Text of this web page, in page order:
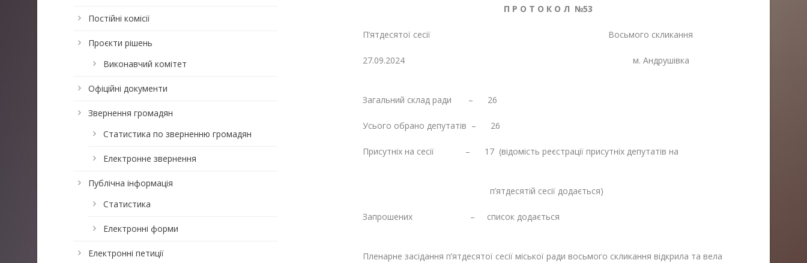
П Р О Т О К О Л №53
П’ятдесятої сесії Восьмого скликання
27.09.2024 м. Андрушівка
Загальний склад ради – 26
Усього обрано депутатів – 26
Присутніх на сесії – 17 (відомість реєстрації присутніх депутатів на
п’ятдесятій сесії додається)
Запрошених – список додається
Пленарне засідання п’ятдесятої сесії міської ради восьмого скликання відкрила та вела
Постійні комісії
Проєкти рішень
Виконавчий комітет
Офіційні документи
Звернення громадян
Статистика по зверненню громадян
Електронне звернення
Публічна інформація
Статистика
Електронні форми
Електронні петиції